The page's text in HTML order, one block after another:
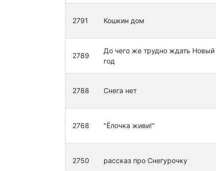
2791 Кошкин дом
2789
До чего же трудно ждать Новый
год
2788 Снега нет
2768 "Ёлочка живи!"
2750 рассказ про Снегурочку